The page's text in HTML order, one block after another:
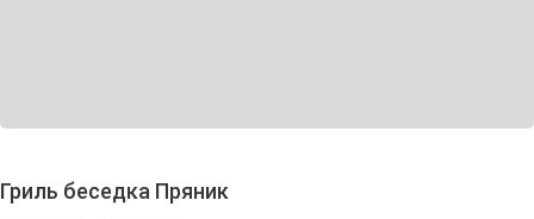
Гриль беседка Пряник